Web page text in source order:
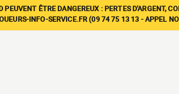
PEUVENT ÊTRE DANGEREUX : PERTES D'ARGENT,
INFO-SERVICE.FR (09 74 75 13 13 - APPEL